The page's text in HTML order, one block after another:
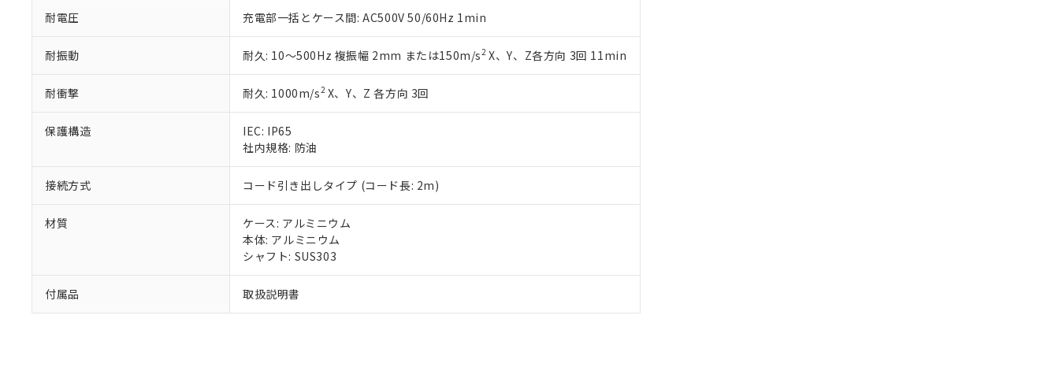
耐電圧 充電部一括とケース間: AC500V 50/60Hz 1min
耐振動 耐久: 10～500Hz 複振幅 2mm または150m/s2X、Y、Z各方向 3回 11min
耐衝撃 耐久: 1000m/s2X、Y、Z 各方向 3回
保護構造
IEC: IP65
社内規格: 防油
接続方式 コード引き出しタイプ (コード長: 2m)
材質
ケース: アルミニウム
本体: アルミニウム
シャフト: SUS303
付属品 取扱説明書
混在することから備考欄に対応日を記載しておりました。
既に当社にて対応品への在庫切替を完了していることから、特段のことがない限り、2022年1月12日よ
り割愛しております。